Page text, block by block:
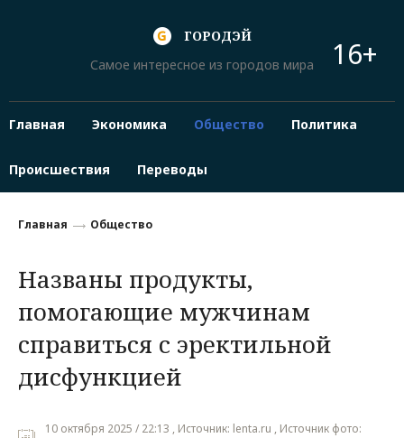
ГОРОДЭЙ
Самое интересное из городов мира
16+
Главная Экономика Общество Политика
Происшествия Переводы
Главная Общество
Названы продукты,
помогающие мужчинам
справиться с эректильной
дисфункцией
10 октября 2025 / 22:13 , Источник: lenta.ru , Источник фото: